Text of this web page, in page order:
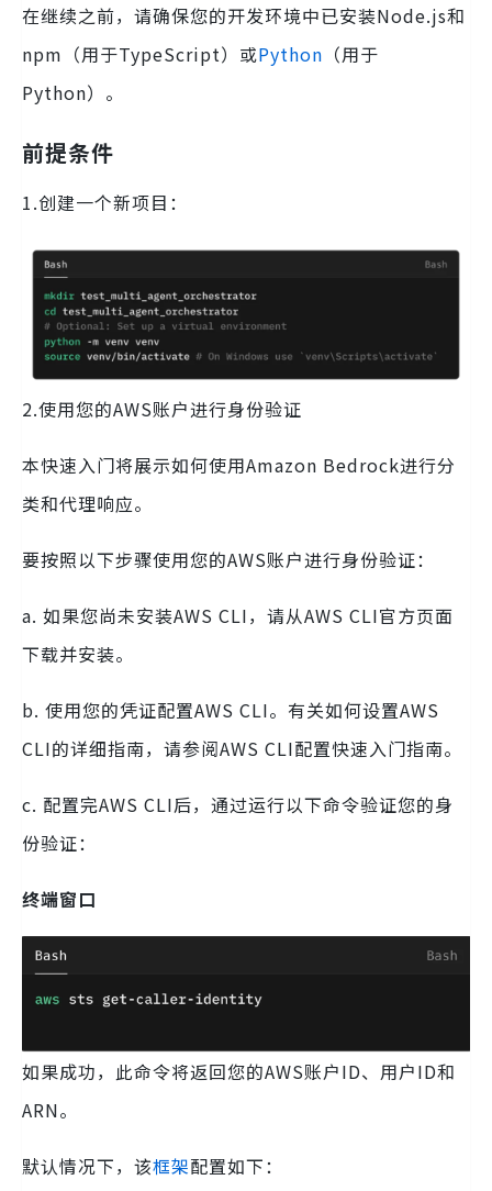
在继续之前，请确保您的开发环境中已安装Node.js和
npm（用于TypeScript）或Python （用于
Python）。
前提条件
1.创建一个新项目：
2.使用您的AWS账户进行身份验证
本快速入门将展示如何使用Amazon Bedrock进行分
类和代理响应。
要按照以下步骤使用您的AWS账户进行身份验证：
a. 如果您尚未安装AWS CLI，请从AWS CLI官方页面
下载并安装。
b. 使用您的凭证配置AWS CLI。有关如何设置AWS
CLI的详细指南，请参阅AWS CLI配置快速入门指南。
c. 配置完AWS CLI后，通过运行以下命令验证您的身
份验证：
终端窗口
如果成功，此命令将返回您的AWS账户ID、用户ID和
ARN。
默认情况下，该框架配置如下：